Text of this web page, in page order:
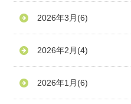
2026年3月 (6)
2026年2月 (4)
2026年1月 (6)